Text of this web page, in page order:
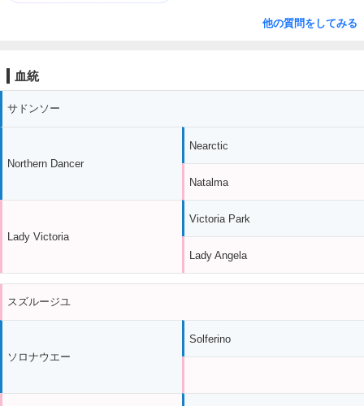
他の質問をしてみる
血統
サドンソー
Northern Dancer
Lady Victoria
Nearctic
Natalma
Victoria Park
Lady Angela
スズルージユ
ソロナウエー
Solferino